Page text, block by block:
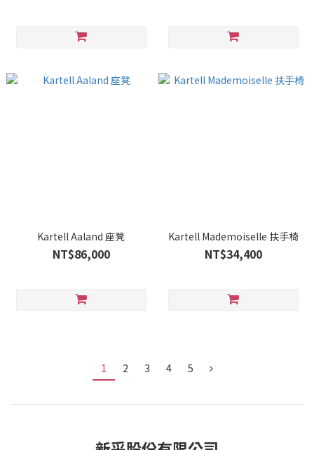
Kartell Aaland 座凳
NT$86,000
Kartell Mademoiselle 扶手椅
NT$34,400
1 2 3 4 5